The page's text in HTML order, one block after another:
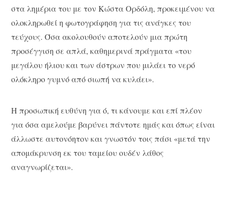
στα λημέρια του με τον Κώστα Ορδόλη, προκειμένου να
ολοκληρωθεί η φωτογράφηση για τις ανάγκες του
τεύχους. Όσα ακολουθούν αποτελούν μια πρώτη
προσέγγιση σε απλά, καθημερινά πράγματα «του
μεγάλου ήλιου και των άστρων που μιλάει το νερό
ολόκληρο γυμνό από σιωπή να κυλάει».
Η προσωπική ευθύνη για ό, τι κάνουμε και επί πλέον
για όσα αμελούμε βαρύνει πάντοτε ημάς και όπως είναι
άλλωστε αυτονόητον και γνωστόν τοις πάσι «μετά την
απομάκρυνση εκ του ταμείου ουδέν λάθος
αναγνωρίζεται».